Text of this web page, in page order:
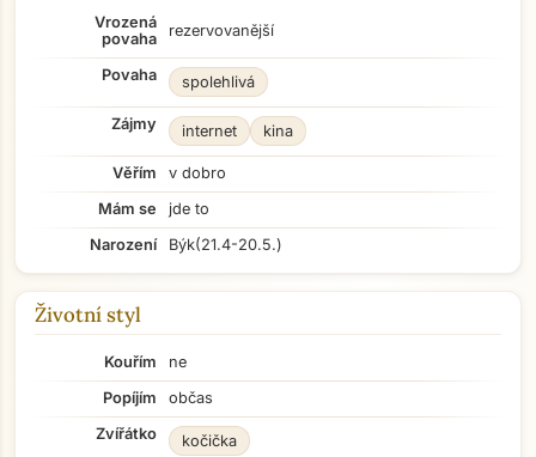
Vrozená
povaha
rezervovanější
Povaha spolehlivá
Zájmy internet kina
Věřím
v dobro
Mám se
jde to
Narození
Býk(21.4-20.5.)
Životní styl
Kouřím
ne
Popíjím
občas
Zvířátko
kočička